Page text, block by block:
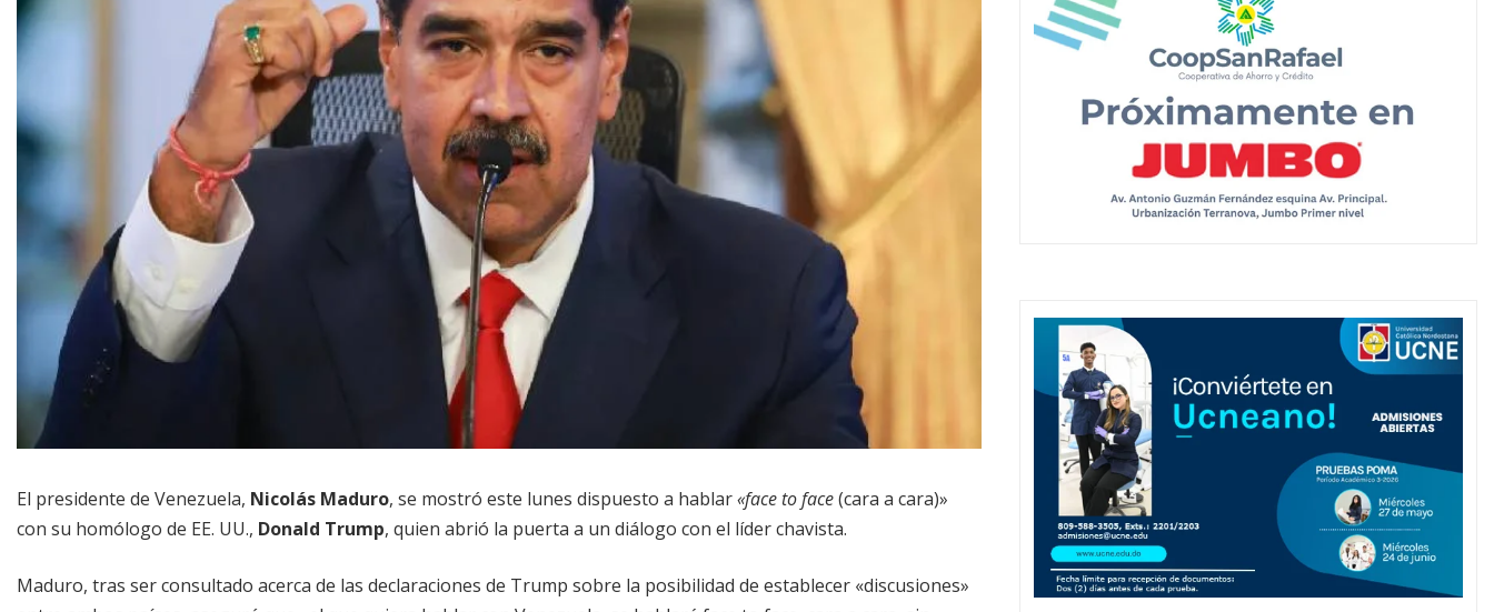
El presidente de Venezuela, Nicolás Maduro, se mostró este lunes dispuesto a hablar«face to face(cara a cara)»
con su homólogo de EE. UU., Donald Trump, quien abrió la puerta a un diálogo con el líder chavista.
Maduro, tras ser consultado acerca de las declaraciones de Trump sobre la posibilidad de establecer «discusiones»